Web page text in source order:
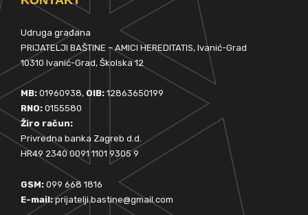
Udruga građana
PRIJATELJI BAŠTINE – AMICI HEREDITATIS, Ivanić-Grad
10310 Ivanić-Grad, Školska 12
MB: 01960938, OIB: 12863650199
RNO: 0155580
Žiro račun:
Privredna banka Zagreb d.d.
HR49 2340 0091 1101 9305 9
GSM: 099 668 1816
E-mail:prijatelji.bastine@gmail.com